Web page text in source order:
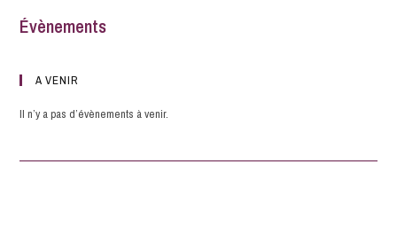
Évènements
A VENIR
Il n’y a pas d’évènements à venir.